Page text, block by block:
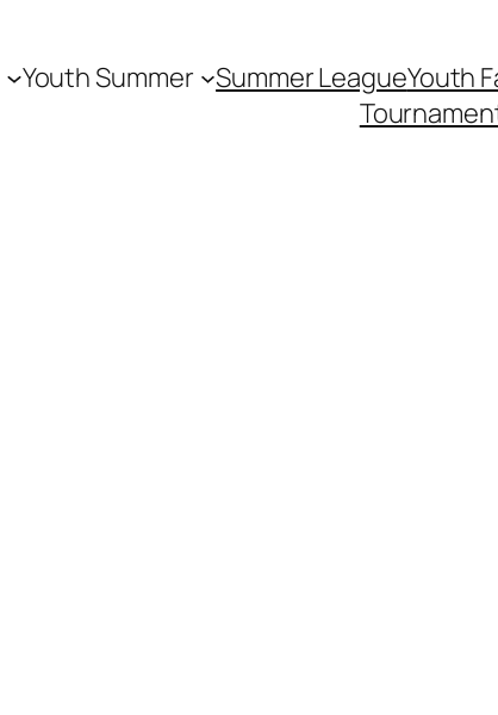
Youth Summer Summer LeagueYouth